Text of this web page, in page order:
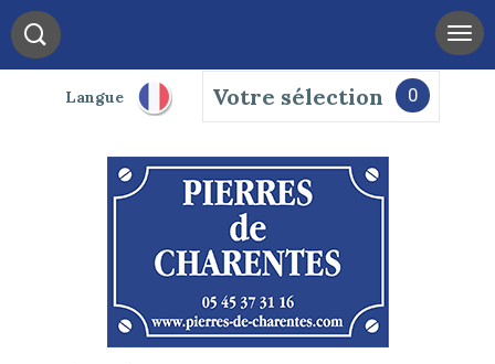
Langue Votre sélection 0